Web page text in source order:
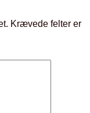
Krævede felter er